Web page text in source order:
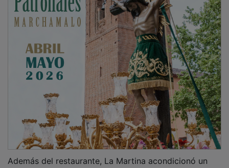
comedor privado a mediados del año pasado por